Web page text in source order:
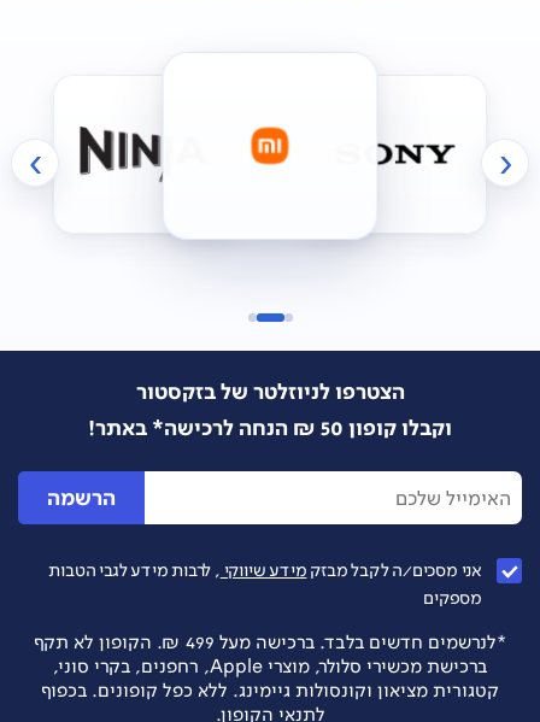
‹
›
הצטרפו לניוזלטר של בזקסטור
וקבלו קופון 50 ₪ הנחה לרכישה* באתר!
הרשמה
אני מסכים/ה לקבל מבזק מידע שיווקי , לרבות מידע לגבי הטבות
מספקים
*לנרשמים חדשים בלבד. ברכישה מעל 499 ₪. הקופון לא תקף
ברכישת מכשירי סלולר, מוצרי Apple, רחפנים, בקרי סוני,
קטגורית מציאון וקונסולות גיימינג. ללא כפל קופונים. בכפוף
לתנאי הקופון.